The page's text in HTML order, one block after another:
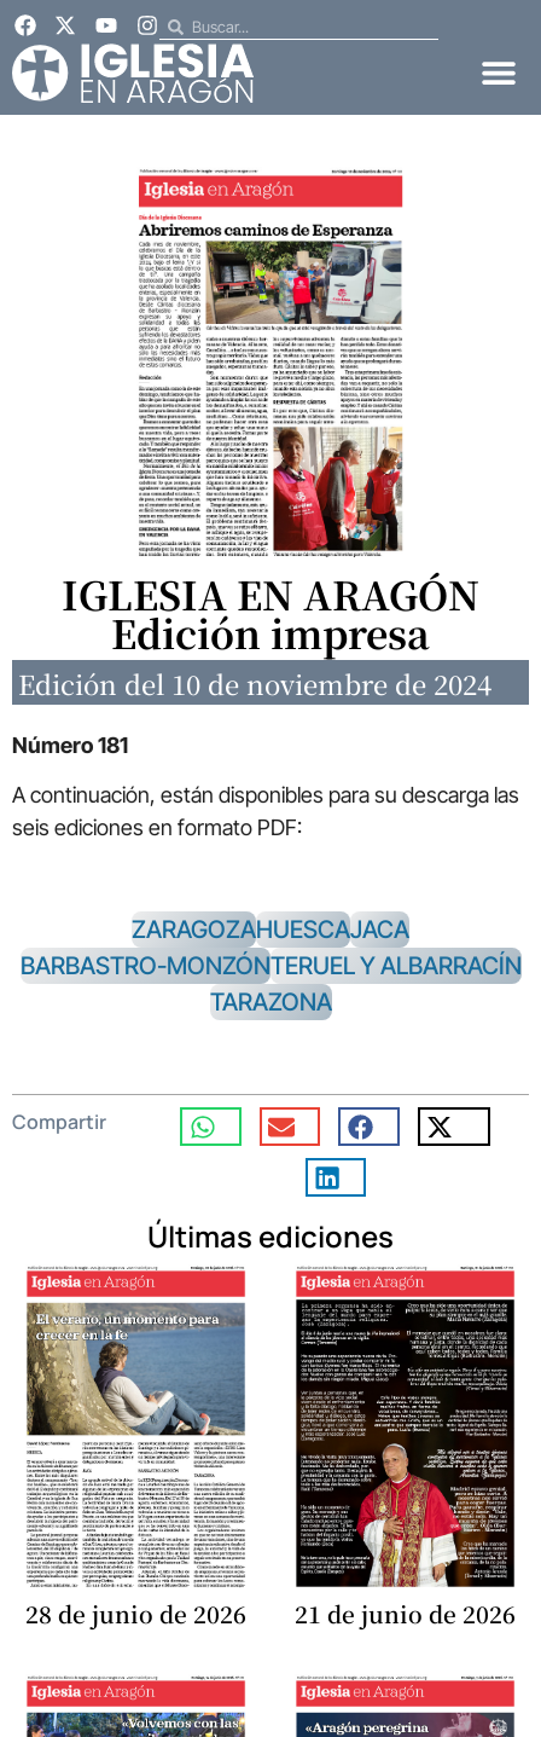
IGLESIA EN ARAGÓN
Edición impresa
Edición del 10 de noviembre de 2024
Número 181
A continuación, están disponibles para su descarga las
seis ediciones en formato PDF:
ZARAGOZAHUESCAJACA
BARBASTRO-MONZÓNTERUEL Y ALBARRACÍN
TARAZONA
Compartir
Últimas ediciones
28 de junio de 2026 21 de junio de 2026